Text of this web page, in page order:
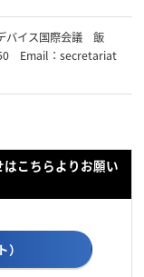
バイス国際会議 飯
Email：secretariat
こちらよりお願い